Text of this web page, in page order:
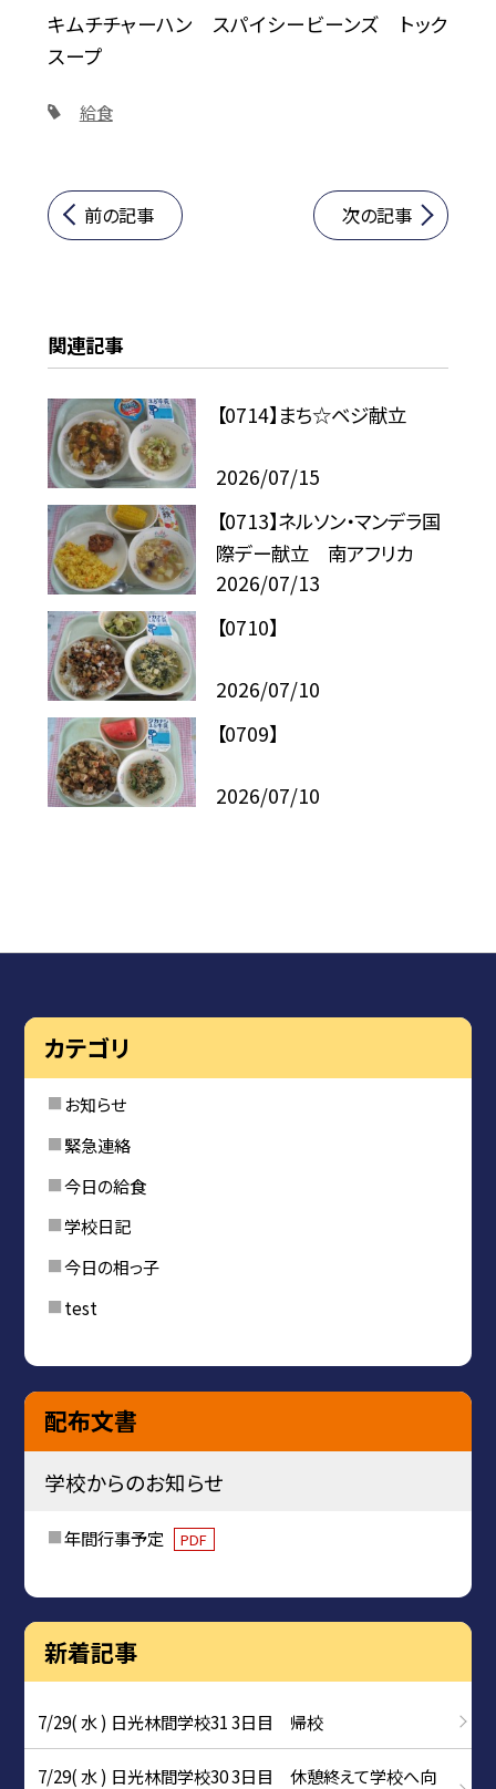
キムチチャーハン スパイシービーンズ トック
スープ
給食
前の記事 次の記事
関連記事
【0714】まち☆ベジ献立
2026/07/15
【0713】ネルソン・マンデラ国
際デー献立 南アフリカ
2026/07/13
【0710】
2026/07/10
【0709】
2026/07/10
カテゴリ
お知らせ
緊急連絡
今日の給食
学校日記
今日の相っ子
test
配布文書
学校からのお知らせ
年間行事予定 PDF
新着記事
7/29( 水 ) 日光林間学校31 3日目 帰校
7/29( 水 ) 日光林間学校30 3日目 休憩終えて学校へ向